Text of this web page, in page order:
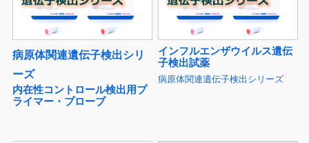
病原体関連遺伝子検出シリ
ーズ
内在性コントロール検出用プ
ライマー・プローブ
インフルエンザウイルス遺伝
子検出試薬
病原体関連遺伝子検出シリーズ